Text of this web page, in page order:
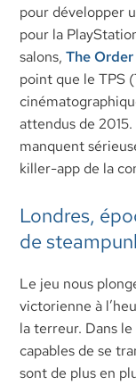
pour développer
pour la
salons,The Order
point que le TPS
attendus de
manquent
killer-app de la
Londres,
de
Le jeu nous
victorienne à
la terreur. Dans
capables de se
sont de plus en